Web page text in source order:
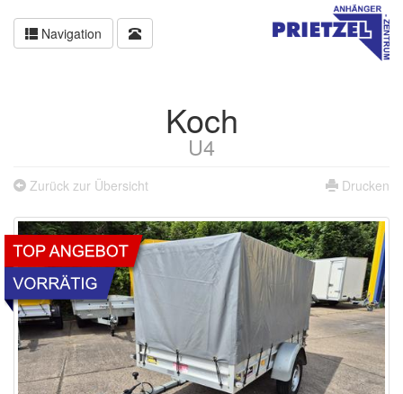
Navigation
Koch
U4
Zurück zur Übersicht Drucken